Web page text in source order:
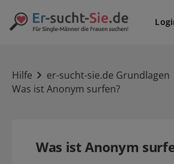
Hilfe
er-sucht-sie.de Grundlagen
Was ist Anonym surfen?
Was ist Anonym